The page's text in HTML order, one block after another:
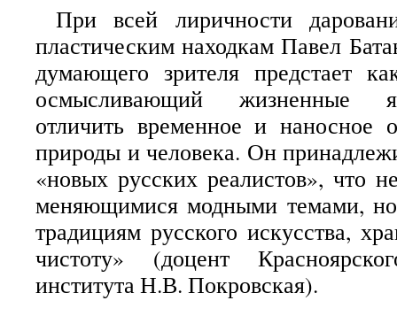
При всей лиричности
пластическим находкам Павел
думающего зрителя предстает
осмысливающий жизненные
отличить временное и наносное
природы и человека. Он
«новых русских реалистов», что
меняющимися модными темами, но
традициям русского искусства,
чистоту» (доцент
института Н.В. Покровская).